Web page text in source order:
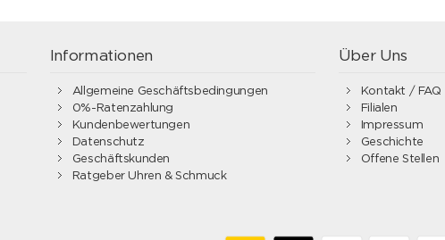
Informationen
Allgemeine Geschäftsbedingungen
0%-Ratenzahlung
Kundenbewertungen
Datenschutz
Geschäftskunden
Ratgeber Uhren & Schmuck
Über Uns
Kontakt / FAQ
Filialen
Impressum
Geschichte
Offene Stellen